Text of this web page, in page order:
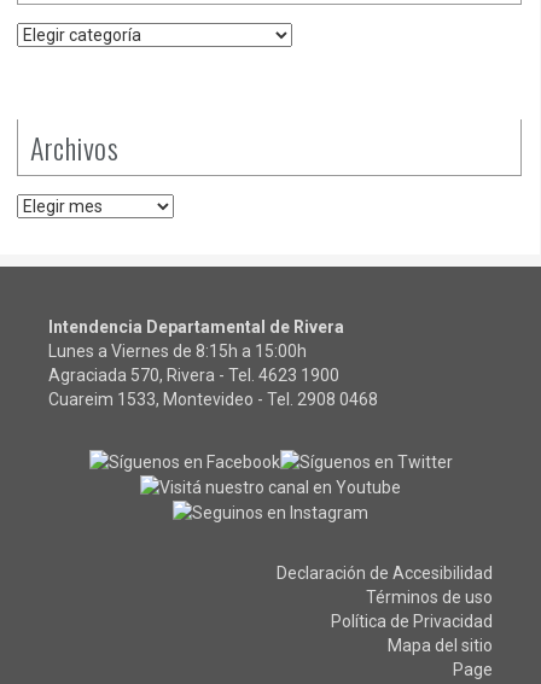
Categorías
Archivos
Archivos
Intendencia Departamental de Rivera
Lunes a Viernes de 8:15h a 15:00h
Agraciada 570, Rivera - Tel. 4623 1900
Cuareim 1533, Montevideo - Tel. 2908 0468
Declaración de Accesibilidad
Términos de uso
Política de Privacidad
Mapa del sitio
Page